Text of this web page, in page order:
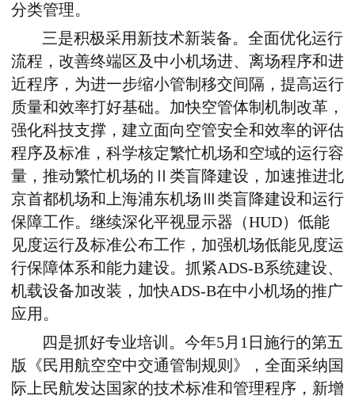
分类管理。
三是积极采用新技术新装备。全面优化运行
流程，改善终端区及中小机场进、离场程序和进
近程序，为进一步缩小管制移交间隔，提高运行
质量和效率打好基础。加快空管体制机制改革，
强化科技支撑，建立面向空管安全和效率的评估
程序及标准，科学核定繁忙机场和空域的运行容
量，推动繁忙机场的Ⅱ类盲降建设，加速推进北
京首都机场和上海浦东机场Ⅲ类盲降建设和运行
保障工作。继续深化平视显示器（HUD）低能
见度运行及标准公布工作，加强机场低能见度运
行保障体系和能力建设。抓紧ADS-B系统建设、
机载设备加改装，加快ADS-B在中小机场的推广
应用。
四是抓好专业培训。今年5月1日施行的第五
版《民用航空空中交通管制规则》，全面采纳国
际上民航发达国家的技术标准和管理程序，新增